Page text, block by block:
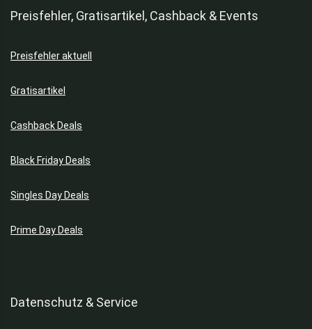
Preisfehler, Gratisartikel, Cashback & Events
Preisfehler aktuell
Gratisartikel
Cashback Deals
Black Friday Deals
Singles Day Deals
Prime Day Deals
Datenschutz & Service